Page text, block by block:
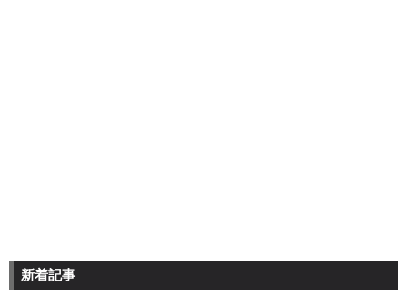
新着記事